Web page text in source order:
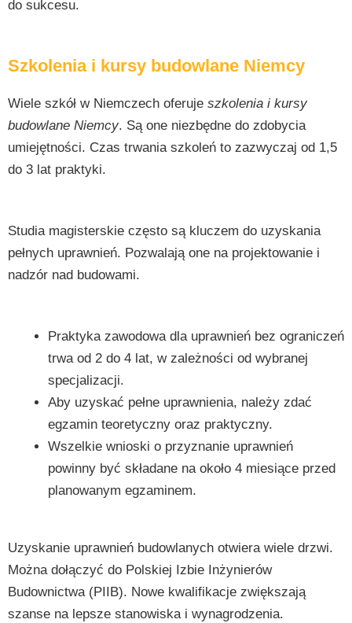
do sukcesu.
Szkolenia i kursy budowlane Niemcy
Wiele szkół w Niemczech oferuje szkolenia i kursy
budowlane Niemcy. Są one niezbędne do zdobycia
umiejętności. Czas trwania szkoleń to zazwyczaj od 1,5
do 3 lat praktyki.
Studia magisterskie często są kluczem do uzyskania
pełnych uprawnień. Pozwalają one na projektowanie i
nadzór nad budowami.
Praktyka zawodowa dla uprawnień bez ograniczeń
trwa od 2 do 4 lat, w zależności od wybranej
specjalizacji.
Aby uzyskać pełne uprawnienia, należy zdać
egzamin teoretyczny oraz praktyczny.
Wszelkie wnioski o przyznanie uprawnień
powinny być składane na około 4 miesiące przed
planowanym egzaminem.
Uzyskanie uprawnień budowlanych otwiera wiele drzwi.
Można dołączyć do Polskiej Izbie Inżynierów
Budownictwa (PIIB). Nowe kwalifikacje zwiększają
szanse na lepsze stanowiska i wynagrodzenia.